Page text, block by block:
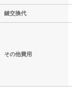
鍵交換代
その他費用